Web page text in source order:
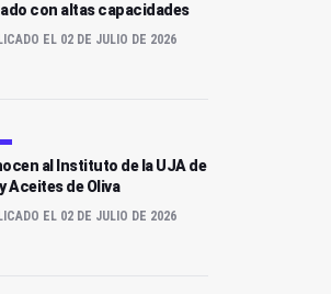
con altas capacidades
EL 02 DE JULIO DE 2026
al Instituto de la UJA de
Aceites de Oliva
EL 02 DE JULIO DE 2026